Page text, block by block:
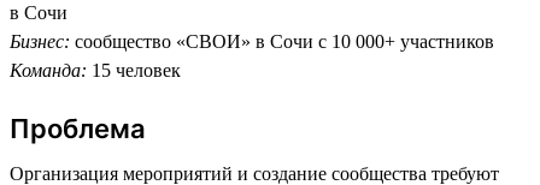
в Сочи
Бизнес: сообщество «СВОИ» в Сочи с 10 000+ участников
Команда: 15 человек
Проблема
Организация мероприятий и создание сообщества требуют